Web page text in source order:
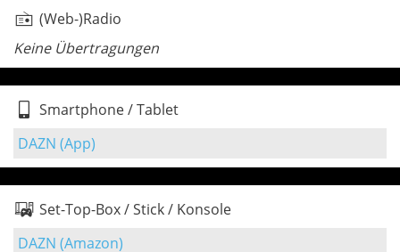
(Web-)Radio
Keine Übertragungen
Smartphone / Tablet
DAZN (App)
Set-Top-Box / Stick / Konsole
DAZN (Amazon)